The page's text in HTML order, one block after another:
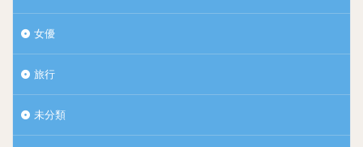
女優
旅行
未分類